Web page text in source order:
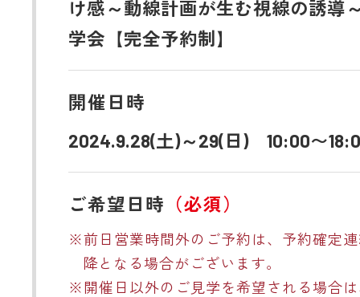
け感～動線計画が生む視線の誘導
学会【完全予約制】
開催日時
2024.9.28(土)～29(日) 10:00〜
ご希望日時 （必須）
※前日営業時間外のご予約は、予約確定
降となる場合がございます。
※開催日以外のご見学を希望される場合